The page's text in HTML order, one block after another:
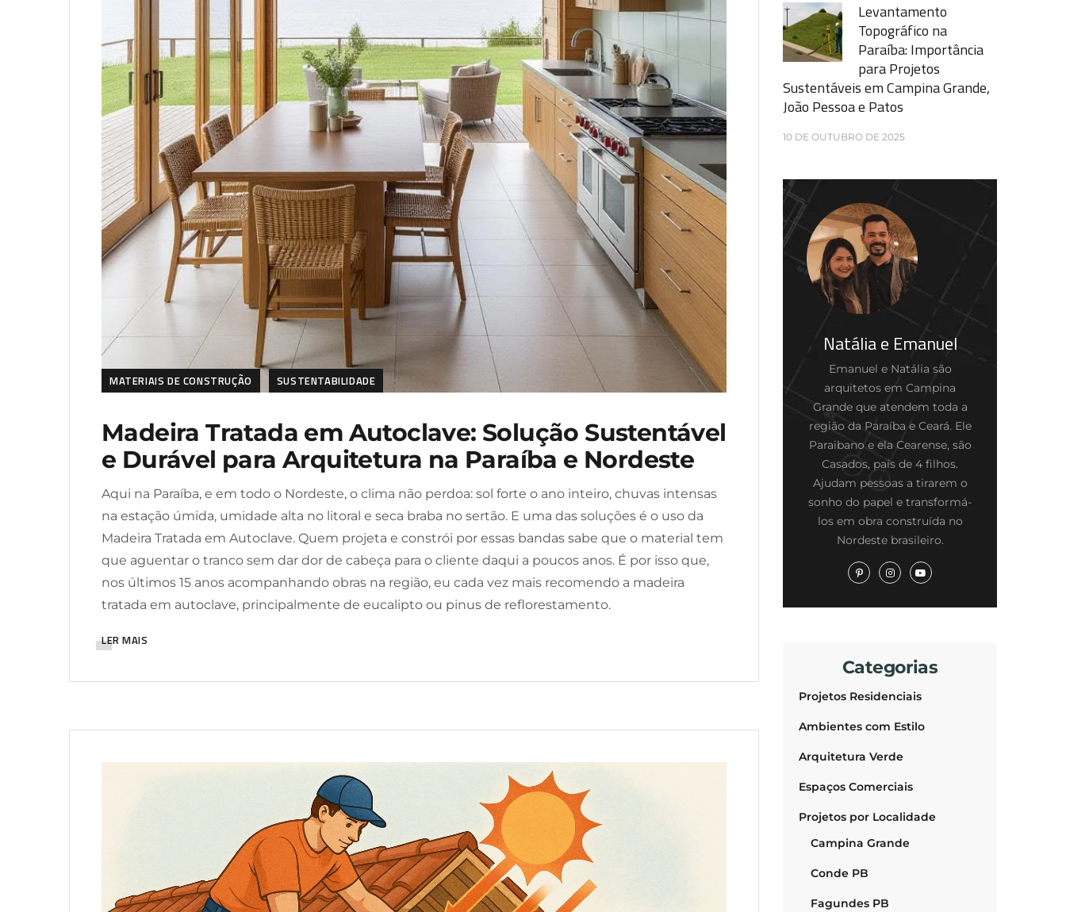
MATERIAIS DE CONSTRUÇÃO SUSTENTABILIDADE
Madeira Tratada em Autoclave: Solução Sustentável
e Durável para Arquitetura na Paraíba e Nordeste
Aqui na Paraíba, e em todo o Nordeste, o clima não perdoa: sol forte o ano inteiro, chuvas intensas
na estação úmida, umidade alta no litoral e seca braba no sertão. E uma das soluções é o uso da
Madeira Tratada em Autoclave. Quem projeta e constrói por essas bandas sabe que o material tem
que aguentar o tranco sem dar dor de cabeça para o cliente daqui a poucos anos. É por isso que,
nos últimos 15 anos acompanhando obras na região, eu cada vez mais recomendo a madeira
tratada em autoclave, principalmente de eucalipto ou pinus de reflorestamento.
LER MAIS
Levantamento
Topográfico na
Paraíba: Importância
para Projetos
Sustentáveis em Campina Grande,
João Pessoa e Patos
10 DE OUTUBRO DE 2025
Natália e Emanuel
Emanuel e Natália são
arquitetos em Campina
Grande que atendem toda a
região da Paraíba e Ceará. Ele
Paraibano e ela Cearense, são
Casados, pais de 4 filhos.
Ajudam pessoas a tirarem o
sonho do papel e transformá-
los em obra construída no
Nordeste brasileiro.
Categorias
Projetos Residenciais
Ambientes com Estilo
Arquitetura Verde
Espaços Comerciais
Projetos por Localidade
Campina Grande
Conde PB
Fagundes PB